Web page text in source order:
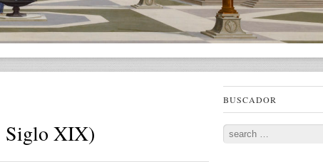
Siglo XIX)
BUSCADOR
Search